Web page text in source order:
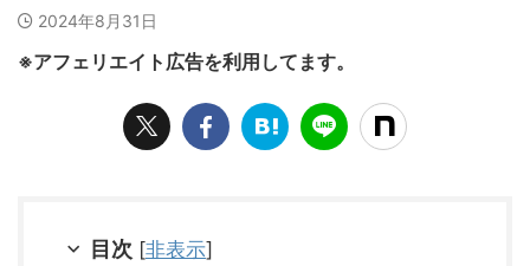
2024年8月31日
※アフェリエイト広告を利用してます。
目次 [非表示]